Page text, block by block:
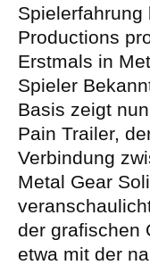
Productions
Erstmals in
Spieler
Basis zeigt
Pain Trailer,
Verbindung
Metal Gear
der grafischen
etwa mit der